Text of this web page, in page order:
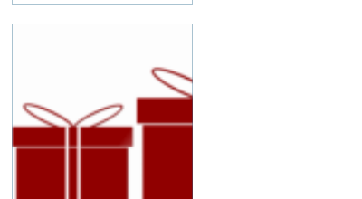
muligt ud af dit budget.
Mange tror, at det k...